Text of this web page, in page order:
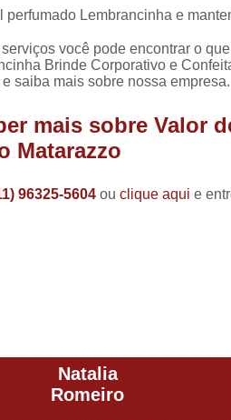
perfumado Lembrancinha e
você pode encontrar o
Brinde Corporativo e
saiba mais sobre nossa
mais sobre Valor
Matarazzo
96325-5604 ou clique aqui e
Natalia
Romeiro